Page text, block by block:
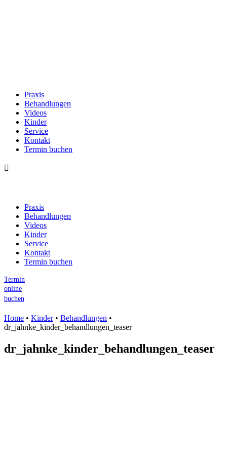
Praxis
Behandlungen
Videos
Kinder
Service
Kontakt
Termin buchen

Praxis
Behandlungen
Videos
Kinder
Service
Kontakt
Termin buchen
Termin
online
buchen
Home • Kinder • Behandlungen •
dr_jahnke_kinder_behandlungen_teaser
dr_jahnke_kinder_behandlungen_teaser